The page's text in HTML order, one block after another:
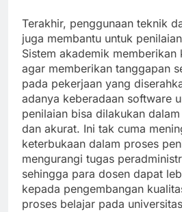
Terakhir, penggunaan teknik
juga membantu untuk
Sistem akademik memberikan
agar memberikan tanggapan
pada pekerjaan yang
adanya keberadaan software
penilaian bisa dilakukan
dan akurat. Ini tak cuma
keterbukaan dalam proses
mengurangi tugas
sehingga para dosen dapat
kepada pengembangan
proses belajar pada